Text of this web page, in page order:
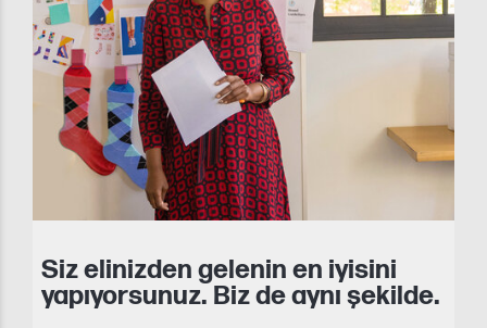
Siz elinizden gelenin en iyisini
yapıyorsunuz. Biz de aynı şekilde.